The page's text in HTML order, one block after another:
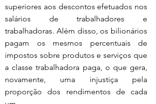
superiores aos descontos efetuados nos
salários de trabalhadores e
trabalhadoras. Além disso, os bilionários
pagam os mesmos percentuais de
impostos sobre produtos e serviços que
a classe trabalhadora paga, o que gera,
novamente, uma injustiça pela
proporção dos rendimentos de cada